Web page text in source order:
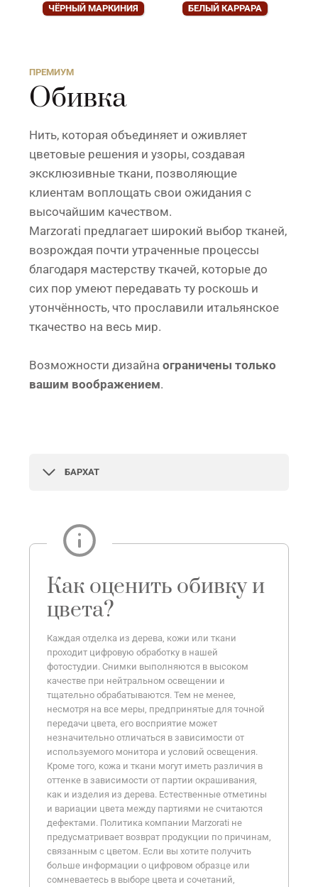
ЧЁРНЫЙ МАРКИНИЯ БЕЛЫЙ КАРРАРА
ПРЕМИУМ
Обивка
Нить, которая объединяет и оживляет
цветовые решения и узоры, создавая
эксклюзивные ткани, позволяющие
клиентам воплощать свои ожидания с
высочайшим качеством.
Marzorati предлагает широкий выбор тканей,
возрождая почти утраченные процессы
благодаря мастерству ткачей, которые до
сих пор умеют передавать ту роскошь и
утончённость, что прославили итальянское
ткачество на весь мир.
Возможности дизайна ограничены только
вашим воображением.
БАРХАТ
Как оценить обивку и
цвета?
Каждая отделка из дерева, кожи или ткани
проходит цифровую обработку в нашей
фотостудии. Снимки выполняются в высоком
качестве при нейтральном освещении и
тщательно обрабатываются. Тем не менее,
несмотря на все меры, предпринятые для точной
передачи цвета, его восприятие может
незначительно отличаться в зависимости от
используемого монитора и условий освещения.
Кроме того, кожа и ткани могут иметь различия в
оттенке в зависимости от партии окрашивания,
как и изделия из дерева. Естественные отметины
и вариации цвета между партиями не считаются
дефектами. Политика компании Marzorati не
предусматривает возврат продукции по причинам,
связанным с цветом. Если вы хотите получить
больше информации о цифровом образце или
сомневаетесь в выборе цвета и сочетаний,